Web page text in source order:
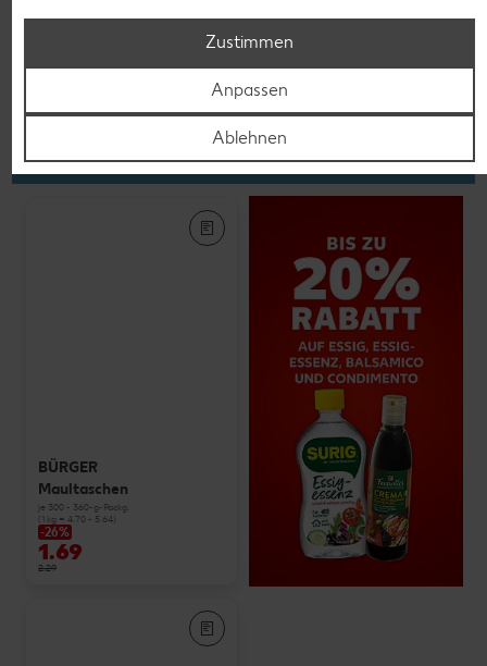
Feinkost, Konserven
Gültig vom 06.08. bis 12.08.
BÜRGER
Maultaschen
je 300 - 360-g-Packg.
(1 kg = 4.70 - 5.64)
-26%
1.69
2.29
Zustimmen
Anpassen
Ablehnen